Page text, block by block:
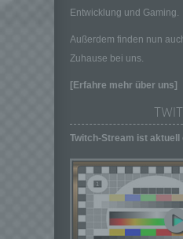
Entwicklung und Gaming.
Außerdem finden nun
Zuhause bei uns.
[Erfahre mehr über uns]
Twitch-Stream ist aktuell
g) Verantwortlicher
Verantwortlicher
Verantwortlicher ist
oder andere Stelle,
gemeinsam mit
und Mittel der
Sind die Zwecke
Verarbeitung durch
das Recht der
so kann der
beziehungsweise
Kriterien seiner